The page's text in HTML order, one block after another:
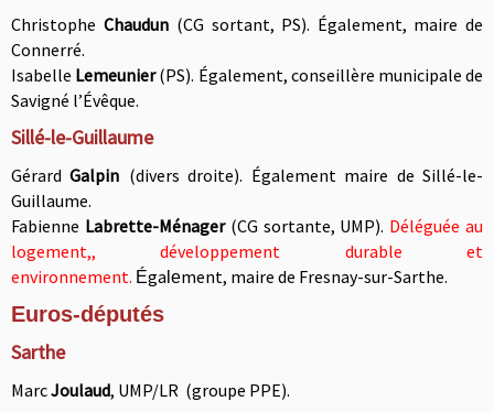
Christophe Chaudun (CG sortant, PS). Également, maire de
Connerré.
Isabelle Lemeunier(PS). Également, conseillère municipale de
Savigné l’Évêque.
Sillé-le-Guillaume
GérardGalpin (divers droite). Également maire de Sillé-le-
Guillaume.
Fabienne Labrette-Ménager (CG sortante, UMP). Déléguée au
logement,, développement durable et
environnement. Éga lement, maire de Fresnay-sur-Sarthe.
Euros-députés
Sarthe
MarcJoulaud, UMP/LR (groupe PPE).